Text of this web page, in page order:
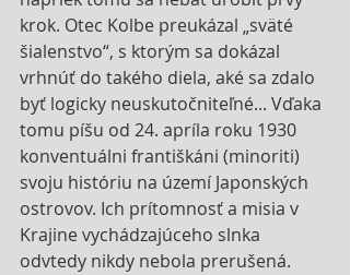
krok. Otec Kolbe preukázal „sväté
šialenstvo“, s ktorým sa dokázal
vrhnúť do takého diela, aké sa zdalo
byť logicky neuskutočniteľné... Vďaka
tomu píšu od 24. apríla roku 1930
konventuálni františkáni (minoriti)
svoju históriu na území Japonských
ostrovov. Ich prítomnosť a misia v
Krajine vychádzajúceho slnka
odvtedy nikdy nebola prerušená.